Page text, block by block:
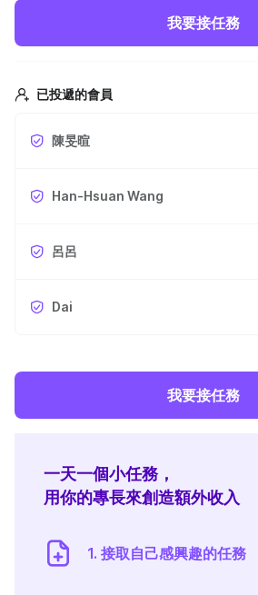
我要接任務
已投遞的會員
陳旻暄
Han-Hsuan Wang
呂呂
Dai
我要接任務
一天一個小任務，
用你的專長來創造額外收入
1. 接取自己感興趣的任務